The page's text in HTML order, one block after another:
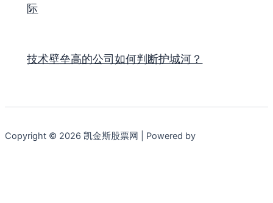
际
技术壁垒高的公司如何判断护城河？
Copyright © 2026 凯金斯股票网 | Powered by